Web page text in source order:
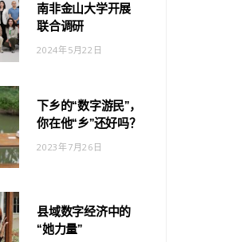
南非金山大学开展
联合调研
2024年5月22日
下乡的“数字游民”，
你在他“乡”还好吗？
2023年7月26日
县域数字经济中的
“她力量”